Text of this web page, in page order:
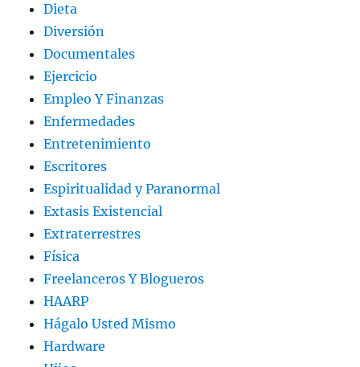
Dieta
Diversión
Documentales
Ejercicio
Empleo Y Finanzas
Enfermedades
Entretenimiento
Escritores
Espiritualidad y Paranormal
Extasis Existencial
Extraterrestres
Física
Freelanceros Y Blogueros
HAARP
Hágalo Usted Mismo
Hardware